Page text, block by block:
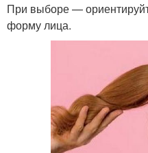
При выборе —
форму лица.